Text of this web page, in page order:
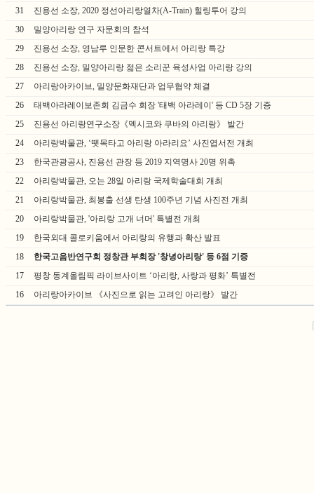
31
진용선 소장, 2020 정선아리랑열차(A-Train) 힐링투어 강의
30
밀양아리랑 연구 자문회의 참석
29
진용선 소장, 영남루 인문한 콘서트에서 아리랑 특강
28
진용선 소장, 밀양아리랑 젊은 소리꾼 육성사업 아리랑 강의
27
아리랑아카이브, 밀양문화재단과 업무협약 체결
26
태백아라레이보존회 김금수 회장 '태백 아라레이' 등 CD 5장 기증
25
진용선 아리랑연구소장《멕시코와 쿠바의 아리랑》 발간
24
아리랑박물관, ‘뗏목타고 아리랑 아라리요’ 사진엽서전 개최
23
한국관광공사, 진용선 관장 등 2019 지역명사 20명 위촉
22
아리랑박물관, 오는 28일 아리랑 국제학술대회 개최
21
아리랑박물관, 최봉출 선생 탄생 100주년 기념 사진전 개최
20
아리랑박물관, '아리랑 고개 너머' 특별전 개최
19
한국외대 콜로키움에서 아리랑의 유행과 확산 발표
18
한국고음반연구회 정창관 부회장 '창녕아리랑' 등 6점 기증
17
평창 동계올림픽 라이브사이트 ‘아리랑, 사랑과 평화’ 특별전
16
아리랑아카이브 《사진으로 읽는 고려인 아리랑》 발간